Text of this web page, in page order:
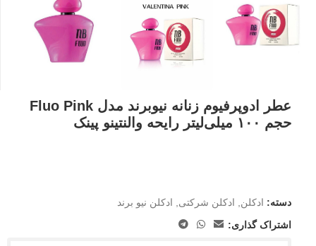
عطر ادوپرفیوم زنانه نیوبرند مدل Fluo Pink
حجم ۱۰۰ میلی‌لیتر رایحه والنتینو پینک
دسته: ادکلن ادکلن شرکتی
ادکلن نیو برند
اشتراک گذاری: